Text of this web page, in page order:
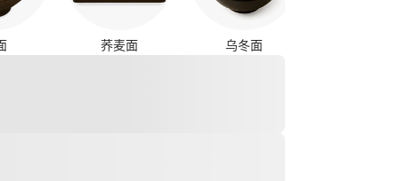
荞麦面 乌冬面